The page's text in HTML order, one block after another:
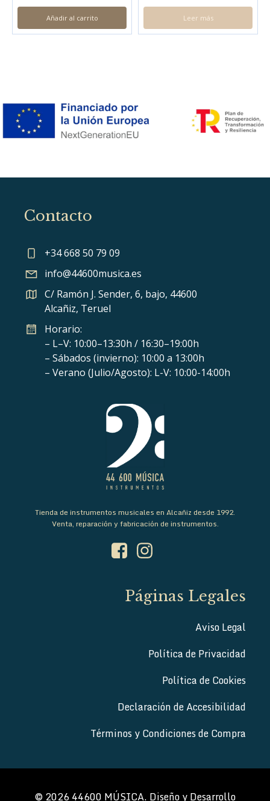
Añadir al carrito Leer más
Contacto
+34 668 50 79 09
info@44600musica.es
C/ Ramón J. Sender, 6, bajo, 44600
Alcañiz, Teruel
Horario:
– L–V: 10:00–13:30h / 16:30–19:00h
– Sábados (invierno): 10:00 a 13:00h
– Verano (Julio/Agosto): L-V: 10:00-14:00h
Tienda de instrumentos musicales en Alcañiz desde 1992.
Venta, reparación y fabricación de instrumentos.
Páginas Legales
Aviso Legal
Política de Privacidad
Política de Cookies
Declaración de Accesibilidad
Términos y Condiciones de Compra
© 2026 44600 MÚSICA. Diseño y Desarrollo